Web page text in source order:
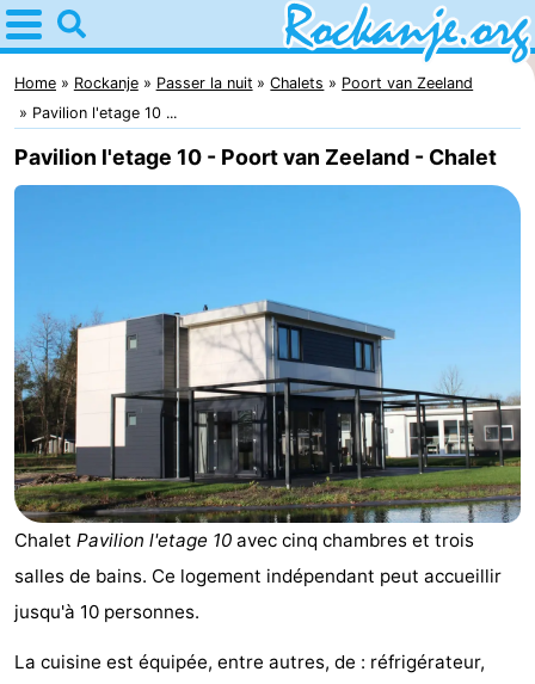
Home
Rockanje
Astuces
Avec
nuit
Campings
Chambre
d'hôtes
Chaumières
-
Cape
Helius
Poort
van
-
Rondeweibos
-
Home Rockanje Passer la nuit Chalets
Poort van Zeeland
Pavilion l'etage 10 ...
Pavilion l'etage 10 - Poort van Zeeland - Chalet
Chalet Pavilion l'etage 10 avec cinq chambres et trois
salles de bains. Ce logement indépendant peut accueillir
jusqu'à 10 personnes.
La cuisine est équipée, entre autres, de : réfrigérateur,